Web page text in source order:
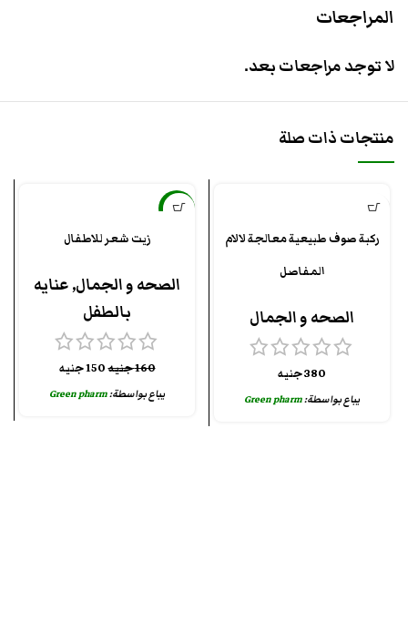
المراجعات
لا توجد مراجعات بعد.
منتجات ذات صلة
ركبة صوف طبيعية معالجة لالام
المفاصل
الصحه و الجمال
380جنيه
يباع بواسطة:Green pharm
-6%
زيت شعر للاطفال
الصحه و الجمال,عنايه
بالطفل
160جنيه150جنيه
يباع بواسطة:Green pharm